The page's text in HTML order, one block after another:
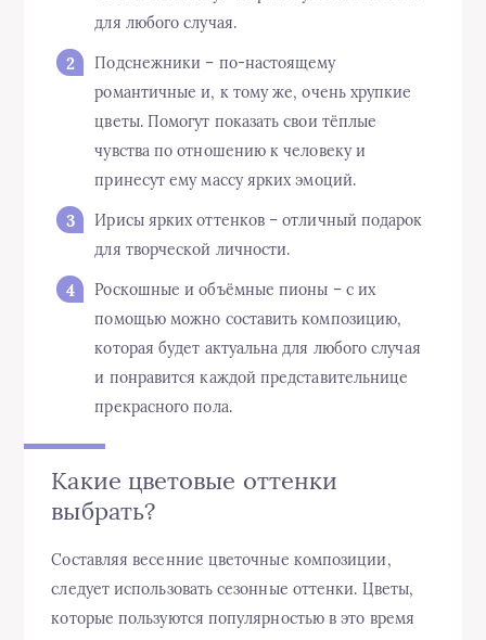
для любого случая.
Подснежники – по-настоящему
романтичные и, к тому же, очень хрупкие
цветы. Помогут показать свои тёплые
чувства по отношению к человеку и
принесут ему массу ярких эмоций.
Ирисы ярких оттенков – отличный подарок
для творческой личности.
Роскошные и объёмные пионы – с их
помощью можно составить композицию,
которая будет актуальна для любого случая
и понравится каждой представительнице
прекрасного пола.
Какие цветовые оттенки
выбрать?
Составляя весенние цветочные композиции,
следует использовать сезонные оттенки. Цветы,
которые пользуются популярностью в это время